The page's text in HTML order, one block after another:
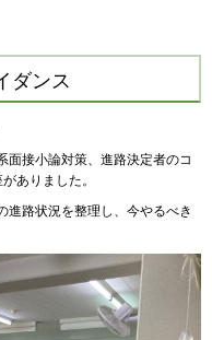
ダンス
面接小論対策、進路決定者のコ
ありました。
進路状況を整理し、今やるべき